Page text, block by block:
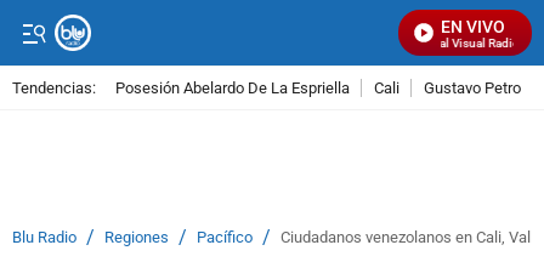
EN VIVO
Señal Visual Radio
Tendencias: Posesión Abelardo De La Espriella Cali Gustavo Petro
Blu Radio / Regiones / Pacífico / Ciudadanos venezolanos en Cali,